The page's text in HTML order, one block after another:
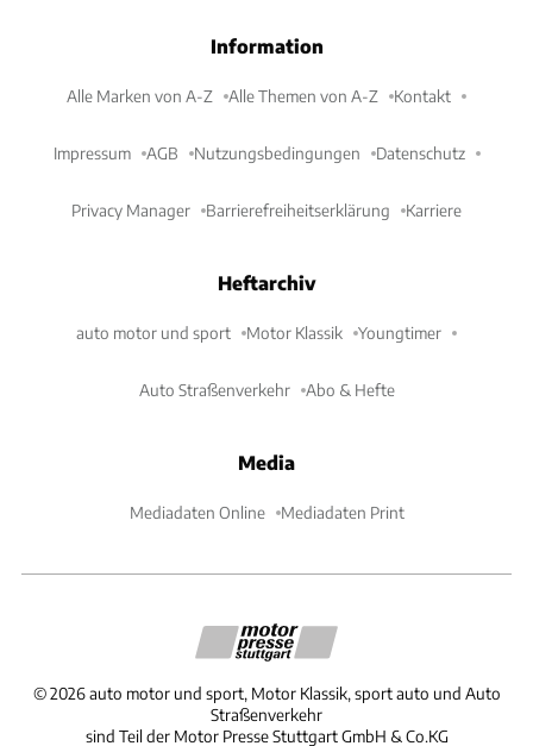
Information
Alle Marken von A-Z Alle Themen von A-Z Kontakt
Impressum AGB Nutzungsbedingungen Datenschutz
Privacy Manager Barrierefreiheitserklärung Karriere
Heftarchiv
auto motor und sport Motor Klassik Youngtimer
Auto Straßenverkehr Abo & Hefte
Media
Mediadaten Online Mediadaten Print
©2026 auto motor und sport, Motor Klassik, sport auto und Auto
Straßenverkehr
sind Teil der Motor Presse Stuttgart GmbH & Co.KG